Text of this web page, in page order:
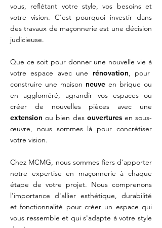
vous, reflétant votre style, vos besoins et
votre vision. C'est pourquoi investir dans
des travaux de maçonnerie est une décision
judicieuse.
Que ce soit pour donner une nouvelle vie à
votre espace avec une rénovation, pour
construire une maison neuve en brique ou
en aggloméré, agrandir vos espaces ou
créer de nouvelles pièces avec une
extension ou bien des ouverturesen sous-
œuvre, nous sommes là pour concrétiser
votre vision.
Chez MCMG, nous sommes fiers d'apporter
notre expertise en maçonnerie à chaque
étape de votre projet. Nous comprenons
l'importance d'allier esthétique, durabilité
et fonctionnalité pour créer un espace qui
vous ressemble et qui s'adapte à votre style